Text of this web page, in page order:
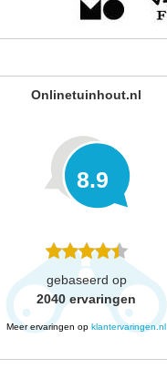
Onlinetuinhout.nl
8.9
gebaseerd op
2040 ervaringen
Meer ervaringen op klantervaringen.nl